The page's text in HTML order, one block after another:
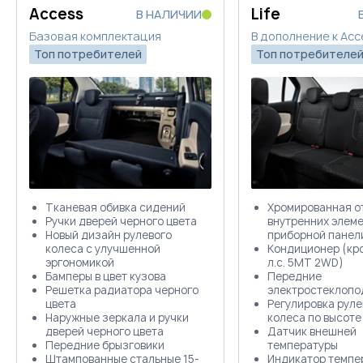
Купить в кредит
Trade-in
Забронировать
Access
В НАЛИЧИИ
Базовая комплектация
Топ потребителей
Тканевая обивка сидений
Ручки дверей черного цвета
Новый дизайн рулевого
колеса с улучшенной
эргономикой
Бамперы в цвет кузова
Решетка радиатора черного
цвета
Наружные зеркала и ручки
дверей черного цвета
Передние брызговики
Штампованные стальные 15-
Life
В дополнение к
Топ потребителей
Хромированная
внутренних
приборной
Кондиционер
л.с. 5MT 2WD)
Передние
Регулировка
колеса по высоте
Датчик внешней
температуры
Индикатор